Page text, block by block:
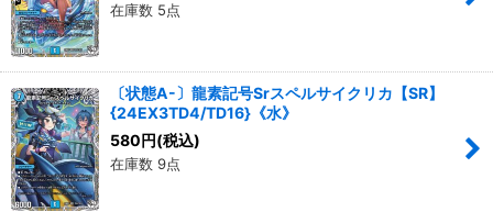
在庫数 5点
〔状態A-〕龍素記号Srスペルサイクリカ【SR】
{24EX3TD4/TD16}《水》
580 円(税込)
在庫数 9点